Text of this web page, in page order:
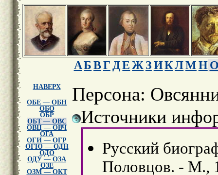
АБВГ ДЕ Ж ЗИКЛМН
НАВЕРХ
ОБЕ — ОБН
ОБО
ОБР
ОБТ — ОВС
ОВЦ — ОВЧ
ОГА
ОГИ — ОГР
ОГЮ — ОДН
ОДО
ОДУ — ОЗА
ОЗЕ
ОЗМ — ОКТ
Персона:
Источники
Русский
Половцов. - М.,